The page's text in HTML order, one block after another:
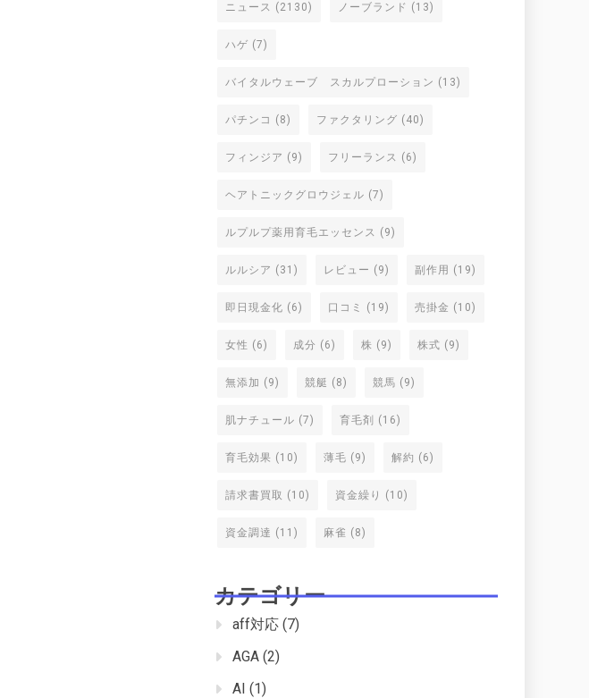
ニュース (2130) ノーブランド (13)
ハゲ (7)
バイタルウェーブ スカルプローション (13)
パチンコ (8) ファクタリング (40)
フィンジア (9) フリーランス (6)
ヘアトニックグロウジェル (7)
ルプルプ薬用育毛エッセンス (9)
ルルシア (31) レビュー (9) 副作用 (19)
即日現金化 (6) 口コミ (19) 売掛金 (10)
女性 (6) 成分 (6) 株 (9) 株式 (9)
無添加 (9) 競艇 (8) 競馬 (9)
肌ナチュール (7) 育毛剤 (16)
育毛効果 (10) 薄毛 (9) 解約 (6)
請求書買取 (10) 資金繰り (10)
資金調達 (11) 麻雀 (8)
カテゴリー
aff対応 (7)
AGA (2)
AI (1)